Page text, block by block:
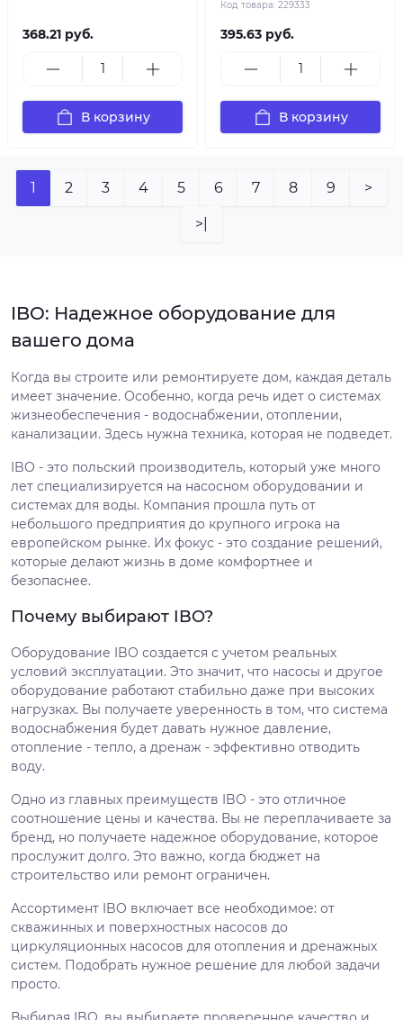
368.21 руб.
В корзину
Код товара: 229333
395.63 руб.
В корзину
1 2 3 4 5 6 7 8 9 >
>|
IBO: Надежное оборудование для
вашего дома
Когда вы строите или ремонтируете дом, каждая деталь
имеет значение. Особенно, когда речь идет о системах
жизнеобеспечения - водоснабжении, отоплении,
канализации. Здесь нужна техника, которая не подведет.
IBO - это польский производитель, который уже много
лет специализируется на насосном оборудовании и
системах для воды. Компания прошла путь от
небольшого предприятия до крупного игрока на
европейском рынке. Их фокус - это создание решений,
которые делают жизнь в доме комфортнее и
безопаснее.
Почему выбирают IBO?
Оборудование IBO создается с учетом реальных
условий эксплуатации. Это значит, что насосы и другое
оборудование работают стабильно даже при высоких
нагрузках. Вы получаете уверенность в том, что система
водоснабжения будет давать нужное давление,
отопление - тепло, а дренаж - эффективно отводить
воду.
Одно из главных преимуществ IBO - это отличное
соотношение цены и качества. Вы не переплачиваете за
бренд, но получаете надежное оборудование, которое
прослужит долго. Это важно, когда бюджет на
строительство или ремонт ограничен.
Ассортимент IBO включает все необходимое: от
скважинных и поверхностных насосов до
циркуляционных насосов для отопления и дренажных
систем. Подобрать нужное решение для любой задачи
просто.